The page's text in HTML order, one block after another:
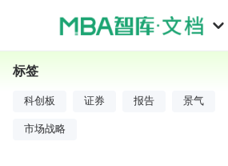
标签
科创板 证券 报告 景气
市场战略